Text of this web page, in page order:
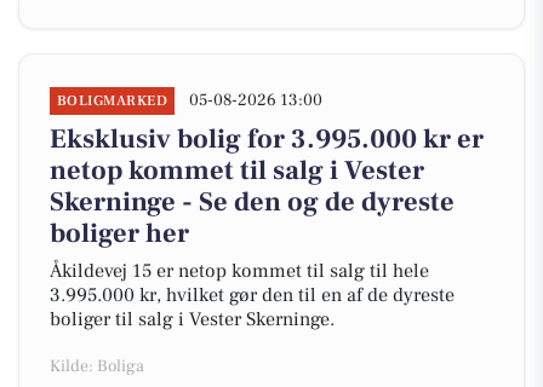
BOLIGMARKED 05-08-2026 13:00
Eksklusiv bolig for 3.995.000 kr er
netop kommet til salg i Vester
Skerninge - Se den og de dyreste
boliger her
Åkildevej 15 er netop kommet til salg til hele
3.995.000 kr, hvilket gør den til en af de dyreste
boliger til salg i Vester Skerninge.
Kilde: Boliga